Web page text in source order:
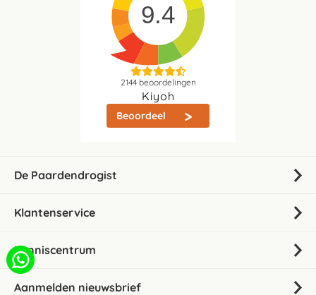
9.4
2144beoordelingen
Kiyoh
Beoordeel
De Paardendrogist
Klantenservice
Kenniscentrum
Aanmelden nieuwsbrief